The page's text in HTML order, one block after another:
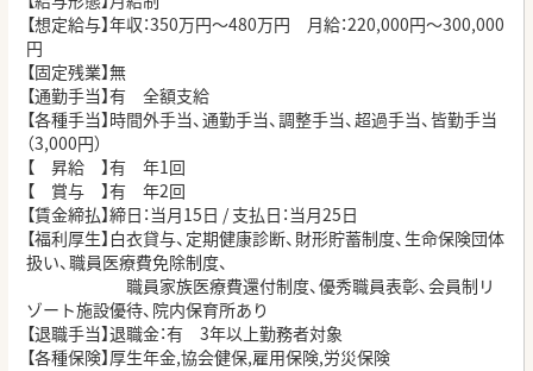
【想定給与】年収：350万円～480万円 月給：220,000円～300,000
円
【固定残業】無
【通勤手当】有 全額支給
【各種手当】時間外手当、通勤手当、調整手当、超過手当、皆勤手当
（3,000円）
【 昇給 】有 年1回
【 賞与 】有 年2回
【賃金締払】締日：当月15日 /支払日：当月25日
【福利厚生】白衣貸与、定期健康診断、財形貯蓄制度、生命保険団体
扱い、職員医療費免除制度、
職員家族医療費還付制度、優秀職員表彰、会員制リ
ゾート施設優待、院内保育所あり
【退職手当】退職金：有 3年以上勤務者対象
【各種保険】厚生年金,協会健保,雇用保険,労災保険